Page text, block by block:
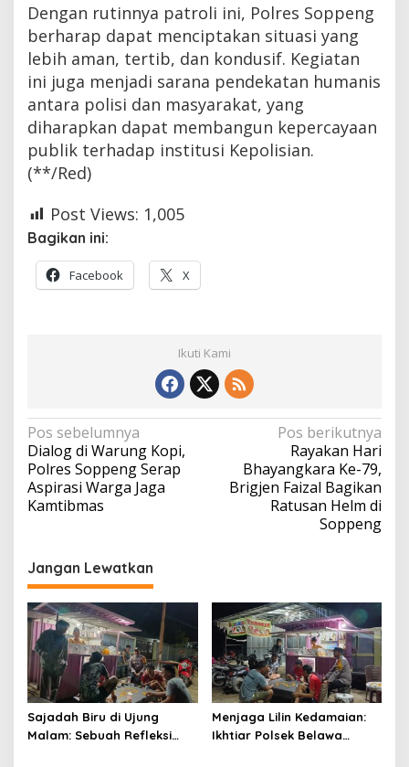
Dengan rutinnya patroli ini, Polres Soppeng
berharap dapat menciptakan situasi yang
lebih aman, tertib, dan kondusif. Kegiatan
ini juga menjadi sarana pendekatan humanis
antara polisi dan masyarakat, yang
diharapkan dapat membangun kepercayaan
publik terhadap institusi Kepolisian.
(**/Red)
Post Views: 1,005
Bagikan ini:
Facebook X
Ikuti Kami
Navigasi
pos
Pos sebelumnya
Dialog di Warung Kopi,
Polres Soppeng Serap
Aspirasi Warga Jaga
Kamtibmas
Pos berikutnya
Rayakan Hari
Bhayangkara Ke-79,
Brigjen Faizal Bagikan
Ratusan Helm di
Soppeng
Jangan Lewatkan
Sajadah Biru di Ujung
Malam: Sebuah Refleksi
Menjaga Lilin Kedamaian:
Ikhtiar Polsek Belawa